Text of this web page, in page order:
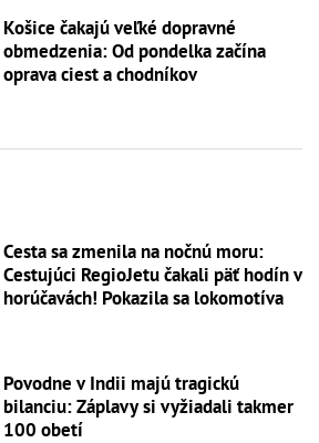
Košice čakajú veľké dopravné
obmedzenia: Od pondelka začína
oprava ciest a chodníkov
Cesta sa zmenila na nočnú moru:
Cestujúci RegioJetu čakali päť hodín v
horúčavách! Pokazila sa lokomotíva
Povodne v Indii majú tragickú
bilanciu: Záplavy si vyžiadali takmer
100 obetí